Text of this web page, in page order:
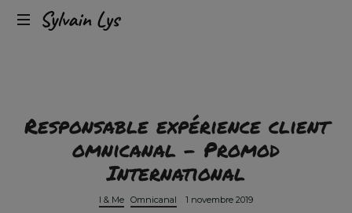
Sylvain
Expérience
client
Responsable expérience client
omnicanal – Promod
International
I & Me Omnicanal 1 novembre 2019